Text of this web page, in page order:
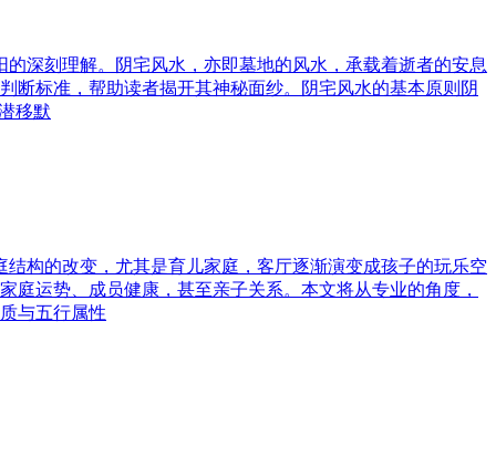
深刻理解。阴宅风水，亦即墓地的风水，承载着逝者的安息
断标准，帮助读者揭开其神秘面纱。阴宅风水的基本原则阴
移默
构的改变，尤其是育儿家庭，客厅逐渐演变成孩子的玩乐空
运势、成员健康，甚至亲子关系。本文将从专业的角度，
与五行属性